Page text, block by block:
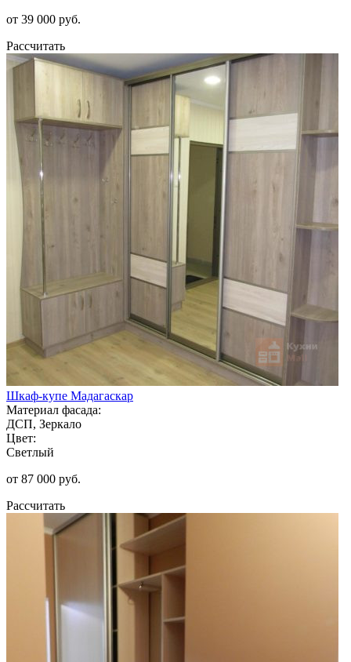
от 39 000 руб.
Рассчитать
Шкаф-купе Мадагаскар
Материал фасада:
ДСП, Зеркало
Цвет:
Светлый
от 87 000 руб.
Рассчитать